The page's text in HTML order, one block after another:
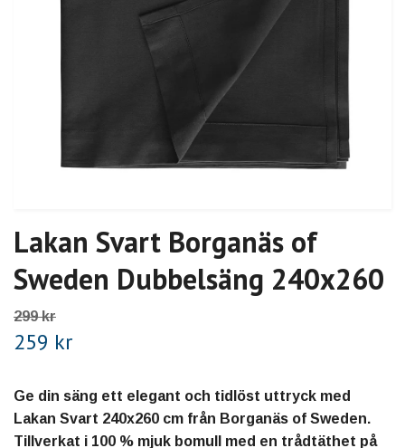
Lakan Svart Borganäs of
Sweden Dubbelsäng 240x260
299 kr
259 kr
Ge din säng ett elegant och tidlöst uttryck med
Lakan Svart 240x260 cm från Borganäs of Sweden.
Tillverkat i 100 % mjuk bomull med en trådtäthet på